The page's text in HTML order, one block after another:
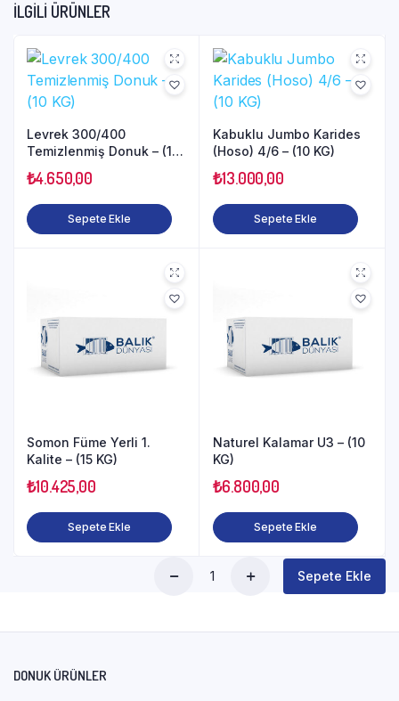
İLGILI ÜRÜNLER
Levrek 300/400
Temizlenmiş Donuk – (10
₺4.650,00
Sepete Ekle
Kabuklu Jumbo Karides
(Hoso) 4/6 – (10 KG)
₺13.000,00
Sepete Ekle
Somon Füme Yerli 1.
Kalite – (15 KG)
₺10.425,00
Sepete Ekle
Naturel Kalamar U3 – (10
KG)
₺6.800,00
Sepete Ekle
Vakumlu
Sepete Ekle
DONUK ÜRÜNLER